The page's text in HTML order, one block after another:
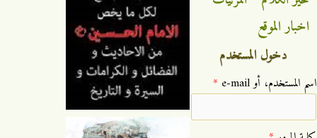
اخبار الموقع
دخول المستخدم
‏اسم المستخدم، أو e-mail ‏ *